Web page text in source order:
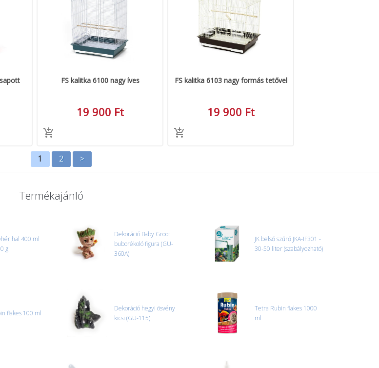
FS kalitka 6100 nagy íves
19 900 Ft
FS kalitka 6103 nagy formás tetővel
19 900 Ft
1 2 >
Termékajánló
hal 400 ml
g
Dekoráció Baby Groot
buborékoló figura (GU-
360A)
JK belső szűrő JKA-IF301 -
30-50 liter (szabályozható)
flakes 100 ml
Dekoráció hegyi ösvény
kicsi (GU-115)
Tetra Rubin flakes 1000
ml